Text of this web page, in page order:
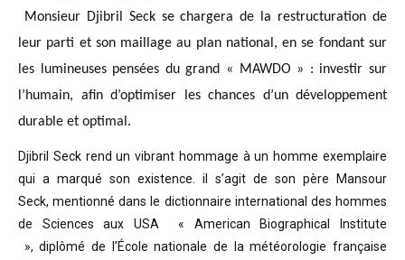
Monsieur Djibril Seck se chargera de la restructuration de
leur parti et son maillage au plan national, en se fondant sur
les lumineuses pensées du grand « MAWDO » : investir sur
l’humain, afin d’optimiser les chances d’un développement
durable et optimal.
Djibril Seck rend un vibrant hommage à un homme exemplaire
qui a marqué son existence. il s’agit de son père Mansour
Seck,mentionné dans le dictionnaire international des hommes
de Sciences aux USA « American Biographical Institute
», diplômé de l’École nationale de la météorologie française